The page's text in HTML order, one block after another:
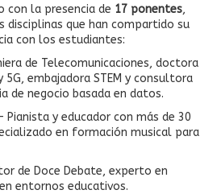
con la presencia de 17 ponentes,
disciplinas que han compartido su
con los estudiantes:
de Telecomunicaciones, doctora
embajadora STEM y consultora
de negocio basada en datos.
Pianista y educador con más de 30
en formación musical para
de Doce Debate, experto en
entornos educativos.